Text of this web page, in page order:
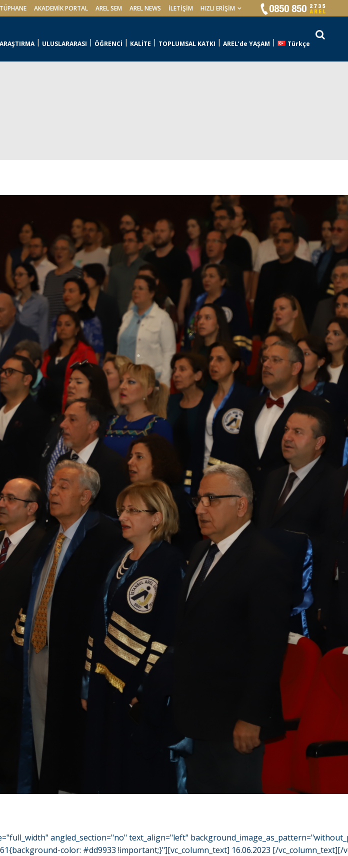
AKADEMİK PORTAL AREL SEM AREL NEWS İLETIŞIM HIZLI ERİŞİM
ARAŞTIRMA ULUSLARARASI ÖĞRENCİ KALİTE TOPLUMSAL KATKI AREL’de YAŞAM Türkçe
angled_section="no" text_align="left"
color: #dd9933 !important;}"][vc_column_text] 16.06.2023 [/